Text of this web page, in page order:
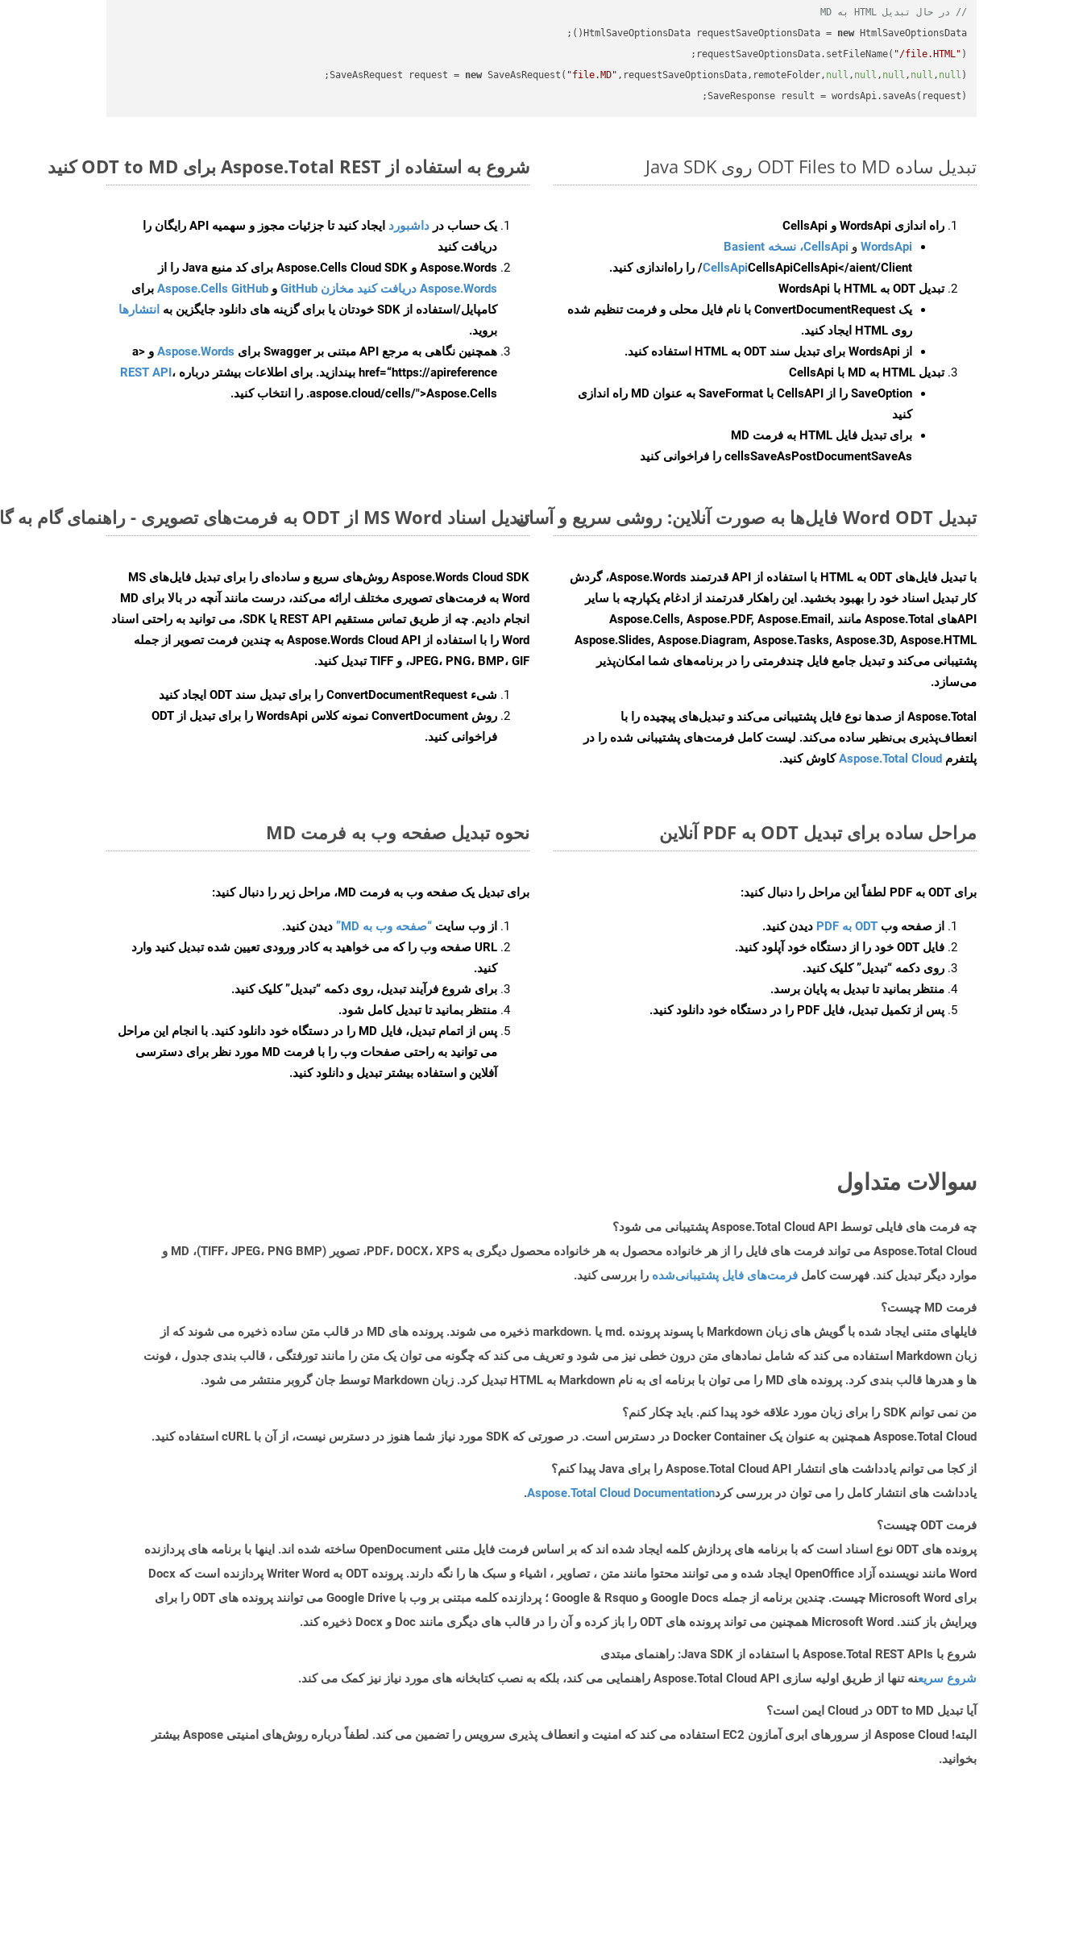
// در حال تبدیل HTML به MD
HtmlSaveOptionsData requestSaveOptionsData = new
requestSaveOptionsData.setFileName( "/file.HTML"
SaveAsRequest request = new SaveAsRequest( "file.MD" ,requestSaveOptionsData,remoteFolder, null , null , null , null , null
SaveResponse result = wordsApi.saveAs(request);
تبدیل ساده ODT Files to MD روی Java SDK
راه اندازی WordsApi و CellsApi
WordsApi و CellsApi، نسخه Basient
CellsApiCellsApiCellsApi</aient/Client/ را راه‌اندازی کنید.
تبدیل ODT به HTML با WordsApi
یک ConvertDocumentRequest با نام فایل محلی و فرمت تنظیم شده
روی HTML ایجاد کنید.
از WordsApi برای تبدیل سند ODT به HTML استفاده کنید.
تبدیل HTML به MD با CellsApi
SaveOption
را از CellsAPI با SaveFormat به عنوان MD راه اندازی
کنید
برای تبدیل فایل HTML به فرمت
MD
cellsSaveAsPostDocumentSaveAs را فراخوانی کنید
شروع به استفاده از Aspose.Total REST برای ODT to MD کنید
یک حساب در داشبورد
ایجاد کنید تا جزئیات مجوز و سهمیه API رایگان را
دریافت کنید
Aspose.Words و Aspose.Cells Cloud SDK برای کد منبع Java را از
Aspose.Words دریافت کنید مخازن GitHub
و Aspose.Cells GitHub برای
کامپایل/استفاده از SDK خودتان یا برای گزینه های دانلود جایگزین به
انتشارها
بروید.
همچنین نگاهی به مرجع API مبتنی بر Swagger برای
Aspose.Words
و <a
href=“https://apireference بیندازید. برای اطلاعات بیشتر درباره
REST API،
.aspose.cloud/cells/">Aspose.Cells را انتخاب کنید.
تبدیل Word ODT فایل‌ها به صورت آنلاین: روشی سریع و آسان
با تبدیل فایل‌های ODT به HTML با استفاده از API قدرتمند Aspose.Words، گردش
کار تبدیل اسناد خود را بهبود بخشید. این راهکار قدرتمند از ادغام یکپارچه با سایر
APIهای Aspose.Total مانند Aspose.Cells, Aspose.PDF, Aspose.Email,
Aspose.Slides, Aspose.Diagram, Aspose.Tasks, Aspose.3D, Aspose.HTML
پشتیبانی می‌کند و تبدیل جامع فایل چندفرمتی را در برنامه‌های شما امکان‌پذیر
می‌سازد.
Aspose.Total از صدها نوع فایل پشتیبانی می‌کند و تبدیل‌های پیچیده را با
انعطاف‌پذیری بی‌نظیر ساده می‌کند. لیست کامل فرمت‌های پشتیبانی شده را در
پلتفرم Aspose.Total Cloudکاوش کنید.
تبدیل اسناد MS Word از ODT به فرمت‌های تصویری - راهنمای گام به گام
Aspose.Words Cloud SDK روش‌های سریع و ساده‌ای را برای تبدیل فایل‌های MS
Word به فرمت‌های تصویری مختلف ارائه می‌کند، درست مانند آنچه در بالا برای MD
انجام دادیم. چه از طریق تماس مستقیم REST API یا SDK، می توانید به راحتی اسناد
Word را با استفاده از Aspose.Words Cloud API به چندین فرمت تصویر از جمله
JPEG، PNG، BMP، GIF، و TIFF تبدیل کنید.
شیء ConvertDocumentRequest را برای تبدیل سند ODT ایجاد کنید
روش ConvertDocument
نمونه کلاس WordsApi را برای تبدیل از ODT
فراخوانی کنید.
مراحل ساده برای تبدیل ODT به PDF آنلاین
برای ODT به PDF لطفاً این مراحل را دنبال کنید:
از صفحه وب ODT به PDF
دیدن کنید.
فایل ODT خود را از دستگاه خود آپلود کنید.
روی دکمه “تبدیل”کلیک کنید.
منتظر بمانید تا تبدیل به پایان برسد.
پس از تکمیل تبدیل، فایل PDF را در دستگاه خود دانلود کنید.
نحوه تبدیل صفحه وب به فرمت MD
برای تبدیل یک صفحه وب به فرمت MD، مراحل زیر را دنبال کنید:
از وب سایت “صفحه وب به MD”
دیدن کنید.
URL صفحه وب را که می خواهید به کادر ورودی تعیین شده تبدیل کنید وارد
کنید.
برای شروع فرآیند تبدیل، روی دکمه “تبدیل” کلیک کنید.
منتظر بمانید تا تبدیل کامل شود.
پس از اتمام تبدیل، فایل MD را در دستگاه خود دانلود کنید. با انجام این مراحل
می توانید به راحتی صفحات وب را با فرمت MD مورد نظر برای دسترسی
آفلاین و استفاده بیشتر تبدیل و دانلود کنید.
سوالات متداول
چه فرمت های فایلی توسط Aspose.Total Cloud API پشتیبانی می شود؟
Aspose.Total Cloud می تواند فرمت های فایل را از هر خانواده محصول به هر خانواده محصول دیگری به PDF، DOCX، XPS، تصویر (TIFF، JPEG، PNG BMP)، MD و
موارد دیگر تبدیل کند. فهرست کامل فرمت‌های فایل پشتیبانی‌شده را بررسی کنید.
فرمت MD چیست؟
فایلهای متنی ایجاد شده با گویش های زبان Markdown با پسوند پرونده .md یا .markdown ذخیره می شوند. پرونده های MD در قالب متن ساده ذخیره می شوند که از
زبان Markdown استفاده می کند که شامل نمادهای متن درون خطی نیز می شود و تعریف می کند که چگونه می توان یک متن را مانند تورفتگی ، قالب بندی جدول ، فونت
ها و هدرها قالب بندی کرد. پرونده های MD را می توان با برنامه ای به نام Markdown به HTML تبدیل کرد. زبان Markdown توسط جان گروبر منتشر می شود.
من نمی توانم SDK را برای زبان مورد علاقه خود پیدا کنم. باید چکار کنم؟
Aspose.Total Cloud همچنین به عنوان یک Docker Container در دسترس است. در صورتی که SDK مورد نیاز شما هنوز در دسترس نیست، از آن با cURL استفاده کنید.
از کجا می توانم یادداشت های انتشار Aspose.Total Cloud API را برای Java پیدا کنم؟
یادداشت های انتشار کامل را می توان در بررسی کردAspose.Total Cloud Documentation
.
فرمت ODT چیست؟
پرونده های ODT نوع اسناد است که با برنامه های پردازش کلمه ایجاد شده اند که بر اساس فرمت فایل متنی OpenDocument ساخته شده اند. اینها با برنامه های پردازنده
Word مانند نویسنده آزاد OpenOffice ایجاد شده و می توانند محتوا مانند متن ، تصاویر ، اشیاء و سبک ها را نگه دارند. پرونده ODT به Writer Word پردازنده است که Docx
برای Microsoft Word چیست. چندین برنامه از جمله Google Docs و Google & Rsquo ؛ پردازنده کلمه مبتنی بر وب با Google Drive می توانند پرونده های ODT را برای
ویرایش باز کنند. Microsoft Word همچنین می تواند پرونده های ODT را باز کرده و آن را در قالب های دیگری مانند Doc و Docx ذخیره کند.
شروع با Aspose.Total REST APIs با استفاده از Java SDK: راهنمای مبتدی
شروع سریعنه تنها از طریق اولیه سازی Aspose.Total Cloud API راهنمایی می کند، بلکه به نصب کتابخانه های مورد نیاز نیز کمک می کند.
آیا تبدیل ODT to MD در Cloud ایمن است؟
البته! Aspose Cloud از سرورهای ابری آمازون EC2 استفاده می کند که امنیت و انعطاف پذیری سرویس را تضمین می کند. لطفاً درباره روش‌های امنیتی Aspose بیشتر
بخوانید.